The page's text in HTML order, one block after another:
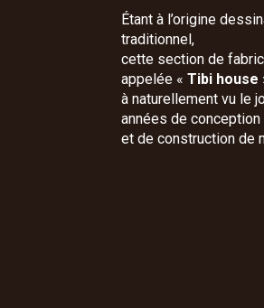
Étant à l’origine
traditionnel,
cette section de
appelée «Tibi house
à naturellement vu le
années de conception
et de construction de